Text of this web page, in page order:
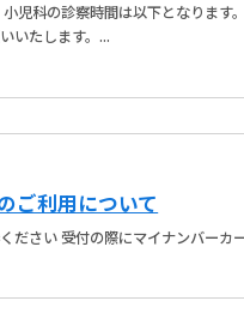
小児科の診察時間は以下となり
いたします。...
ご利用について
ださい 受付の際にマイナンバー